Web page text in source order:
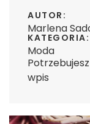
AUTOR:
Marlena
KATEGORIA:
Moda
wpis